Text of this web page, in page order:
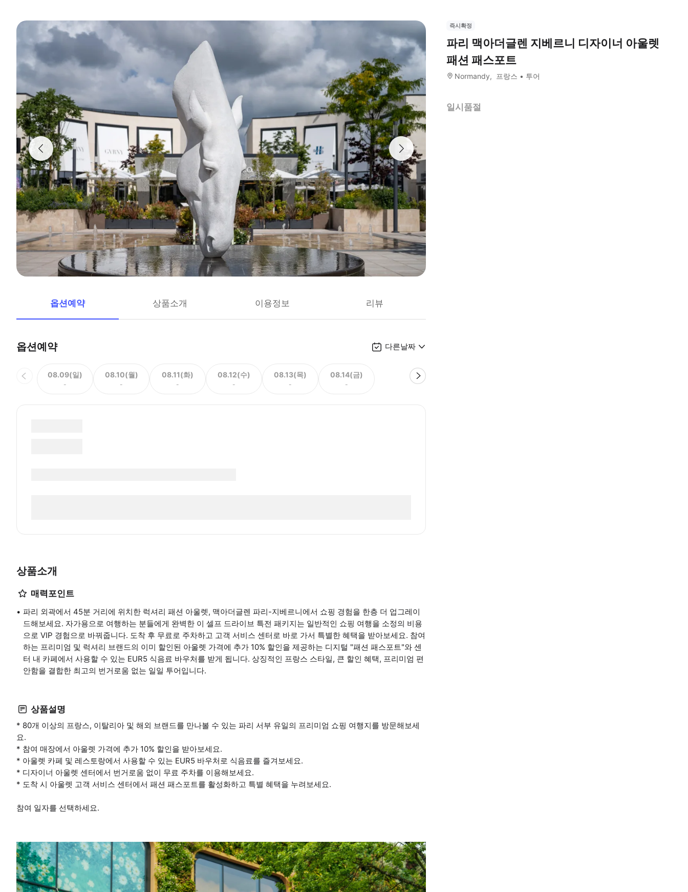
옵션예약 상품소개 이용정보 리뷰
옵션예약 다른날짜
08.09(일)
-
08.10(월)
-
08.11(화)
-
08.12(수)
-
08.13(목)
-
08.14(금)
-
상품소개
매력포인트
파리 외곽에서 45분 거리에 위치한 럭셔리 패션 아울렛, 맥아더글렌 파리-지베르니에서 쇼핑 경험을 한층 더 업그레이
드해보세요. 자가용으로 여행하는 분들에게 완벽한 이 셀프 드라이브 특전 패키지는 일반적인 쇼핑 여행을 소정의 비용
으로 VIP 경험으로 바꿔줍니다. 도착 후 무료로 주차하고 고객 서비스 센터로 바로 가서 특별한 혜택을 받아보세요. 참여
하는 프리미엄 및 럭셔리 브랜드의 이미 할인된 아울렛 가격에 추가 10% 할인을 제공하는 디지털 "패션 패스포트"와 센
터 내 카페에서 사용할 수 있는 EUR5 식음료 바우처를 받게 됩니다. 상징적인 프랑스 스타일, 큰 할인 혜택, 프리미엄 편
안함을 결합한 최고의 번거로움 없는 일일 투어입니다.
상품설명
* 80개 이상의 프랑스, 이탈리아 및 해외 브랜드를 만나볼 수 있는 파리 서부 유일의 프리미엄 쇼핑 여행지를 방문해보세
요.
* 참여 매장에서 아울렛 가격에 추가 10% 할인을 받아보세요.
* 아울렛 카페 및 레스토랑에서 사용할 수 있는 EUR5 바우처로 식음료를 즐겨보세요.
* 디자이너 아울렛 센터에서 번거로움 없이 무료 주차를 이용해보세요.
* 도착 시 아울렛 고객 서비스 센터에서 패션 패스포트를 활성화하고 특별 혜택을 누려보세요.
참여 일자를 선택하세요.
즉시확정
파리 맥아더글렌 지베르니 디자이너 아울렛
패션 패스포트
Normandy 프랑스 투어
일시품절